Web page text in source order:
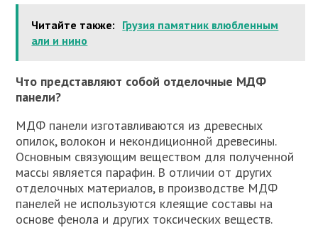
Читайте также: Грузия памятник влюбленным
али и нино
Что представляют собой отделочные МДФ
панели?
МДФ панели изготавливаются из древесных
опилок, волокон и некондиционной древесины.
Основным связующим веществом для полученной
массы является парафин. В отличии от других
отделочных материалов, в производстве МДФ
панелей не используются клеящие составы на
основе фенола и других токсических веществ.